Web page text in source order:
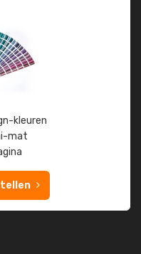
kleuren
mat